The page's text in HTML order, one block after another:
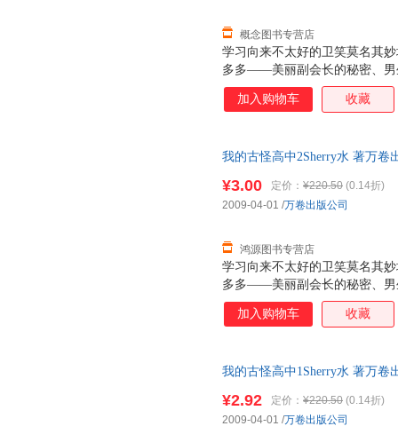
学习向来不太好的卫笑莫名其
多多——美丽副会长的秘密、男
大怪诞传说、同宿舍舍友的真
精灵、神兽、妖怪魔物在学校
概念图书专营店
加入购物车 收藏
我的古怪高中2Sherry水 著万卷
学习向来不太好的卫笑莫名其
多多——美丽副会长的秘密、男
大怪诞传说、同宿舍舍友的真
精灵、神兽、妖怪魔物在学校
¥3.00 定价： ¥220.50 (0.14折)
鸿源图书专营店
2009-04-01 /万卷出版公司
加入购物车 收藏
我的古怪高中1Sherry水 著万卷
¥2.92 定价： ¥220.50 (0.14折)
2009-04-01 /万卷出版公司